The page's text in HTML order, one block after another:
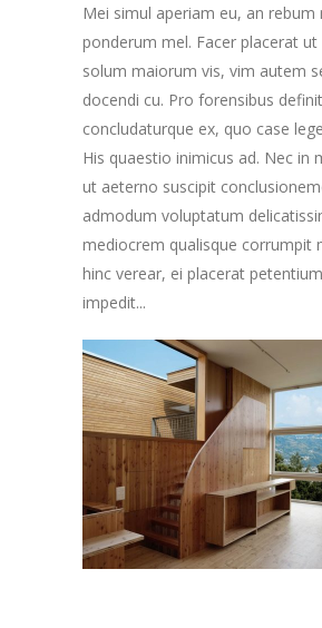
Mei simul aperiam eu, an rebum
ponderum mel. Facer placerat ut
solum maiorum vis, vim autem
docendi cu. Pro forensibus
concludaturque ex, quo case
His quaestio inimicus ad. Nec in
ut aeterno suscipit
admodum voluptatum
mediocrem qualisque corrumpit
hinc verear, ei placerat
impedit...